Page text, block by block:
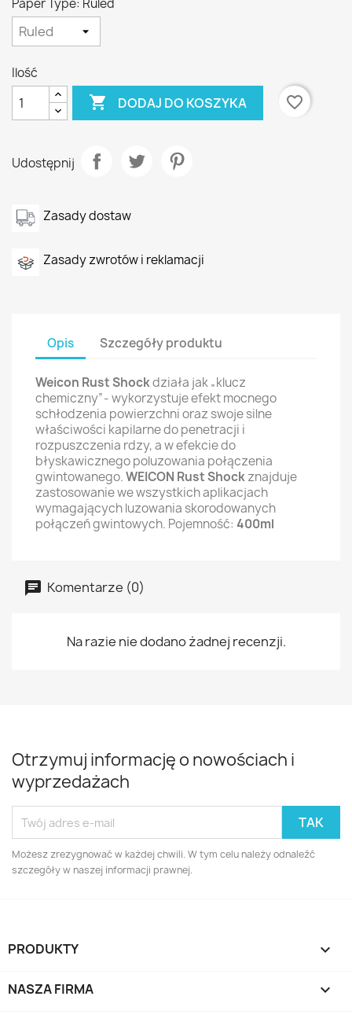
Paper Type: Ruled
Ilość
 DODAJ DO KOSZYKA favorite_border
Udostępnij
Zasady dostaw
Zasady zwrotów i reklamacji
Opis Szczegóły produktu
Weicon Rust Shockdziała jak „klucz
chemiczny”- wykorzystuje efekt mocnego
schłodzenia powierzchni oraz swoje silne
właściwości kapilarne do penetracji i
rozpuszczenia rdzy, a w efekcie do
błyskawicznego poluzowania połączenia
gwintowanego.WEICON Rust Shockznajduje
zastosowanie we wszystkich aplikacjach
wymagających luzowania skorodowanych
połączeń gwintowych. Pojemność: 400ml
Komentarze (0)
Na razie nie dodano żadnej recenzji.
Otrzymuj informację o nowościach i
wyprzedażach
Możesz zrezygnować w każdej chwili. W tym celu należy odnaleźć
szczegóły w naszej informacji prawnej.
PRODUKTY 
NASZA FIRMA 